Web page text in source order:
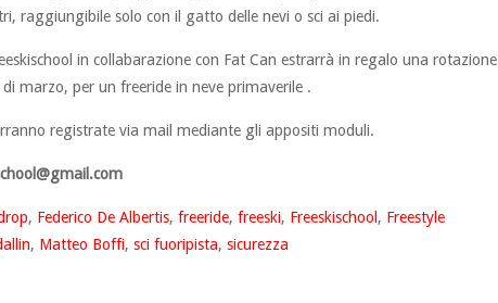
raggiungibile solo con il gatto delle nevi o sci ai piedi.
in collabarazione con Fat Can estrarrà in regalo una rotazione
marzo, per un freeride in neve primaverile .
registrate via mail mediante gli appositi moduli.
, Federico De Albertis, freeride, freeski, Freeskischool , Freestyle
, Matteo Boffi, sci fuoripista, sicurezza